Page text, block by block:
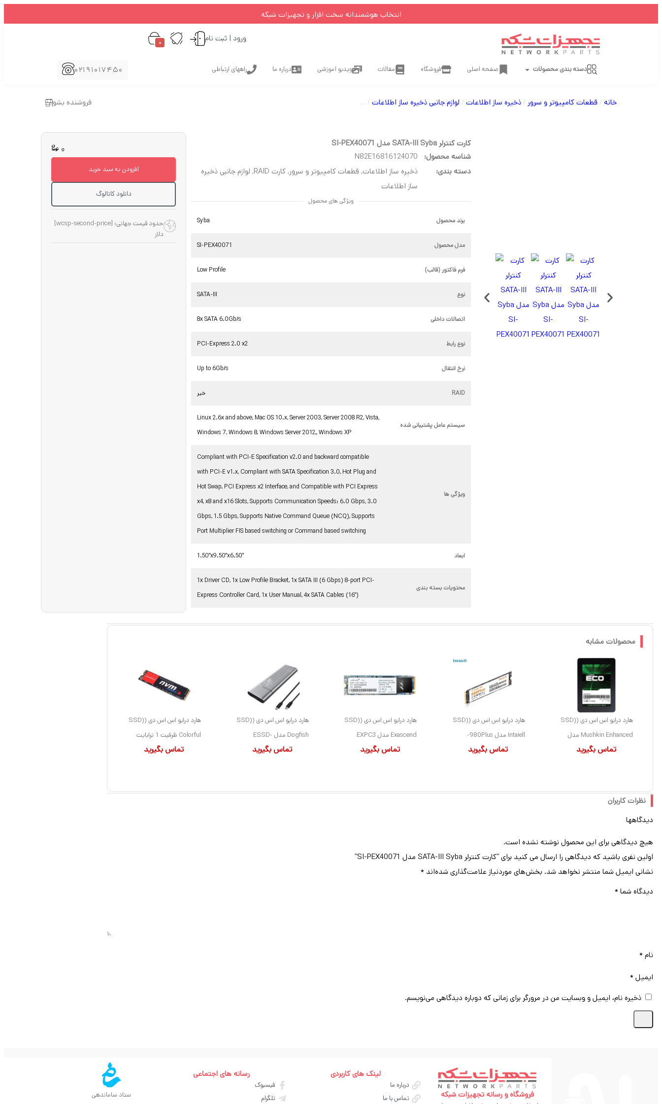
انتخاب هوشمندانه سخت افزار و تجهیزات شبکه
ورود | ثبت نام 0
دسته بندی محصولات صفحه اصلی فروشگاه مقالات ویدیو آموزشی درباره ما راههای ارتباطی 02191017450
خانه /قطعات کامپیوتر و سرور /ذخیره ساز اطلاعات / لوازم جانبی ذخیره ساز اطلاعات / کارت RAID فروشنده بشو
کارت کنترلر SATA-III Syba مدل SI-PEX40071
شناسه محصول:
N82E16816124070
دسته بندی:
ذخیره ساز اطلاعات,قطعات کامپیوتر و سرور,کارت RAID , لوازم جانبی ذخیره
ساز اطلاعات
ویژگی های محصول
برند محصول Syba
مدل محصول SI-PEX40071
فرم فاکتور (قالب) Low Profile
نوع SATA-III
اتصالات داخلی 8x SATA 6.0Gb/s
نوع رابط PCI-Express 2.0 x2
نرخ انتقال Up to 6Gb/s
RAID خیر
سیستم عامل پشتیبانی شده
Linux 2.6x and above, Mac OS 10.x, Server 2003, Server 2008 R2, Vista,
Windows 7, Windows 8, Windows Server 2012,, Windows XP
ویژگی ها
Compliant with PCI-E Specification v2.0 and backward compatible
with PCI-E v1.x, Compliant with SATA Specification 3.0, Hot Plug and
Hot Swap, PCI Express x2 Interface, and Compatible with PCI Express
x4, x8 and x16 Slots, Supports Communication Speeds: 6.0 Gbps, 3.0
Gbps, 1.5 Gbps, Supports Native Command Queue (NCQ), Supports
Port Multiplier FIS based switching or Command based switching
ابعاد 1.50"x9.50"x6.50"
محتویات بسته بندی
1x Driver CD, 1x Low Profile Bracket, 1x SATA III (6 Gbps) 8-port PCI-
Express Controller Card, 1x User Manual, 4x SATA Cables (16")
0
افزودن به سبد خرید
دانلود کاتالوگ
حدود قیمت جهانی: [wcsp-second-price]
دلار
محصولات مشابه
هارد درایو اس اس دی (SSD)
Mushkin Enhanced مدل
تماس بگیرید
هارد درایو اس اس دی (SSD)
Intaiell مدل 980Plus-
ظرفیت 1 ترابایت فرم فاکتور
تماس بگیرید
هارد درایو اس اس دی (SSD)
Exascend مدل EXPC3
ظرفیت 1 ترابایت فرم فاکتور
تماس بگیرید
هارد درایو اس اس دی (SSD)
Dogfish مدل ESSD-
PCIE1TB ظرفیت 1 ترابایتتماس بگیرید
هارد درایو اس اس دی (SSD)
Colorful ظرفیت 1 ترابایت
فرم فاکتور M.2-2280 رابطتماس بگیرید
نظرات کاربران
دیدگاهها
هیچ دیدگاهی برای این محصول نوشته نشده است.
اولین نفری باشید که دیدگاهی را ارسال می کنید برای “کارت کنترلر SATA-III Syba مدل SI-PEX40071”
نشانی ایمیل شما منتشر نخواهد شد. بخش‌های موردنیاز علامت‌گذاری شده‌اند *
دیدگاه شما*
نام*
ایمیل*
ذخیره نام، ایمیل و وبسایت من در مرورگر برای زمانی که دوباره دیدگاهی می‌نویسم.
فروشگاه و رسانه تجهیزات شبکه
لینک های کاربردی
درباره ما
تماس با ما
رسانه های اجتماعی
فیسبوک
تلگرام
ستاد ساماندهی